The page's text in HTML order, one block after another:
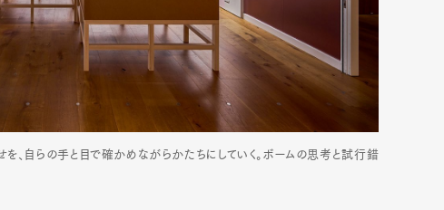
、自らの手と目で確かめながらかたちにしていく。ボームの思考と試行錯